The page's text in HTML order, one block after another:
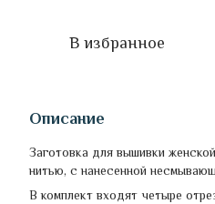
В избранное
Описание
Заготовка для вышивки
нитью, с нанесенной
В комплект входят четыре